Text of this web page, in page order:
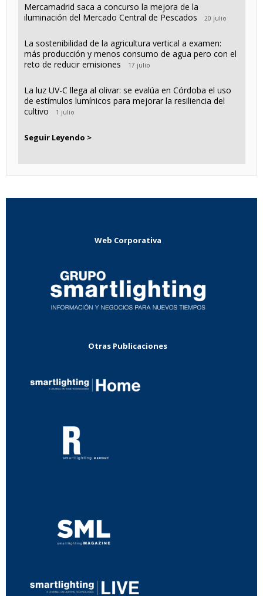
Mercamadrid saca a concurso la mejora de la
iluminación del Mercado Central de Pescados
20 julio
La sostenibilidad de la agricultura vertical a examen:
más producción y menos consumo de agua pero con el
reto de reducir emisiones
17 julio
La luz UV-C llega al olivar: se evalúa en Córdoba el uso
de estímulos lumínicos para mejorar la resiliencia del
cultivo
1 julio
Seguir Leyendo >
Web Corporativa
Otras Publicaciones